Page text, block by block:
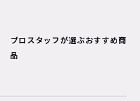
プロスタッフが選ぶおすすめ商
品